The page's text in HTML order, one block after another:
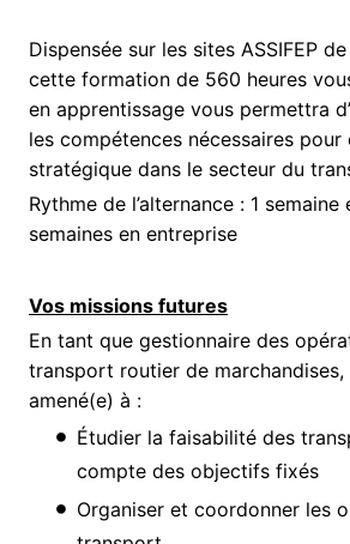
Dispensée sur les sites ASSIFEP
cette formation de 560 heures
en apprentissage vous permettra
les compétences nécessaires
stratégique dans le secteur du
Rythme de l’alternance : 1
semaines en entreprise
Vos missions futures
En tant que gestionnaire des
transport routier de marchandises,
amené(e) à :
Étudier la faisabilité des
compte des objectifs fixés
Organiser et coordonner les